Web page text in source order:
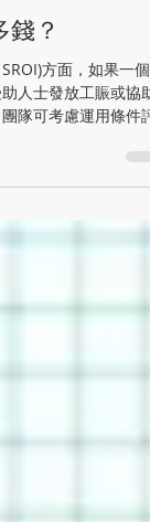
鐘
錢？
方面，如果一個
人士發放工賑或協助
）作為SROI的計算
具體的做法是邀請相